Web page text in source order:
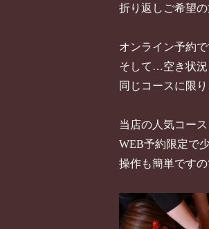
折り返しご希望
オンライン予約
そして…空き状況
同じコースに限
当店の人気コー
WEB予約限定で
操作も簡単です